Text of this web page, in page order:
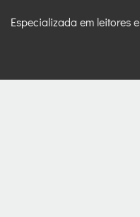
Especializada em leitores